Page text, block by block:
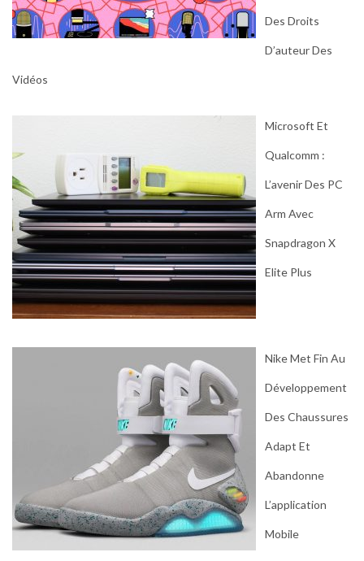
Des Droits
D’auteur Des
Vidéos
Microsoft Et
Qualcomm :
L’avenir Des PC
Arm Avec
Snapdragon X
Elite Plus
Nike Met Fin Au
Développement
Des Chaussures
Adapt Et
Abandonne
L’application
Mobile